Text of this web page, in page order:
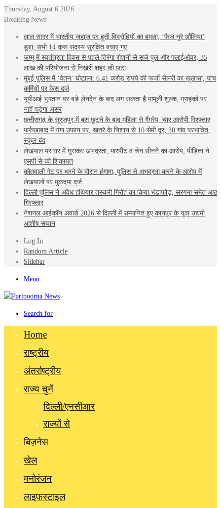
Thursday, August 6 2026
Breaking News
लाल सागर में भारतीय जहाज पर हूती विद्रोहियों का हमला, ‘फैज नूरे औलिया’
डूबा; सभी 14 क्रू सदस्य सुरक्षित बचाए गए
जम्मू में स्वतंत्रता दिवस से पहले तिरंगा रोशनी से सजे पुल और फ्लाईओवर, 35
लाख की परियोजना से निखरी शहर की छटा
मुंबई पुलिस में ‘वेतन’ घोटाला: 6.41 करोड़ रुपये की फर्जी सैलरी का खुलासा, पांच
कर्मियों पर केस दर्ज
यूपीआई भुगतान पर बड़े लेनदेन के बाद लग सकता है मामूली शुल्क, ग्राहकों पर
नहीं पड़ेगा असर
छत्तीसगढ़ के सूरजपुर में बस छूटने के बाद महिला से गैंगरेप, चार आरोपी गिरफ्तार
फर्रुखाबाद में गंगा उफान पर, खतरे के निशान से 10 सेमी दूर; 30 गांव प्रभावित,
स्कूल बंद
लेखपाल पर घर में घुसकर अभद्रता, मारपीट व चेन छीनने का आरोप, पीड़िता ने
एसपी से की शिकायत
कोतवाली गेट पर धरने के दौरान हंगामा, पुलिस से अभद्रता करने के आरोप में
लेखपालों पर मुकदमा दर्ज
दिल्ली पुलिस ने अवैध हथियार तस्करी गिरोह का किया भंडाफोड़, सरगना समेत आठ
गिरफ्तार
नेशनल आईकॉन अवार्ड 2026 से दिल्ली में सम्मानित हुए कानपुर के युवा उद्यमी
आशीष सचान
Log In
Random Article
Sidebar
Menu
Search for
Home
राष्ट्रीय
अंतर्राष्ट्रीय
राज्य चुनें
दिल्ली/एनसीआर
राज्यों से
बिज़नेस
खेल
मनोरंजन
लाइफस्टाइल